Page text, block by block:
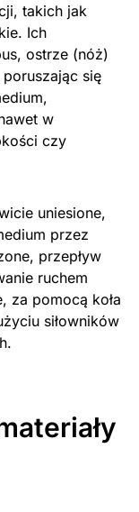
takich jak
Ich
ostrze (nóż)
się
w
czy
uniesione,
przez
przepływ
ruchem
za pomocą koła
siłowników